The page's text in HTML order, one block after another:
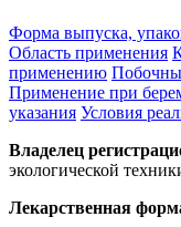
Форма выпуска,
Область применения
применению
Применение при
указания Условия
Владелец
экологической
Лекарственная